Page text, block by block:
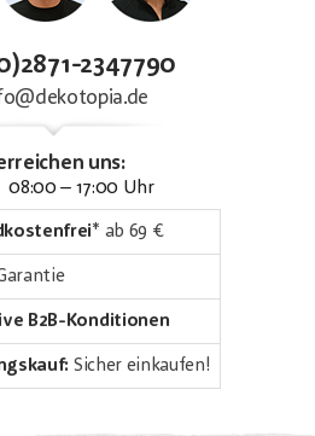
2347790
uns:
08:00 – 17:00 Uhr
* ab 69 €
B2B-Konditionen
Sicher einkaufen!